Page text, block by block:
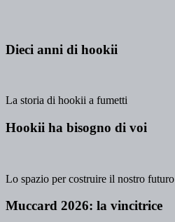
Dieci anni di hookii
La storia di hookii a fumetti
Hookii ha bisogno di voi
Lo spazio per costruire il nostro futuro
Muccard 2026: la vincitrice